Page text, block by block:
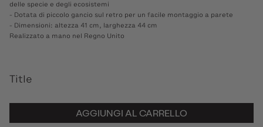
delle specie e degli ecosistemi
- Dotata di piccolo gancio sul retro per un facile montaggio a parete
- Dimensioni: altezza 41 cm, larghezza 44 cm
Realizzato a mano nel Regno Unito
Title
AGGIUNGI AL CARRELLO